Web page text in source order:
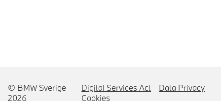
© BMW Sverige
2026
Digital Services Act
Data Privacy
Cookies